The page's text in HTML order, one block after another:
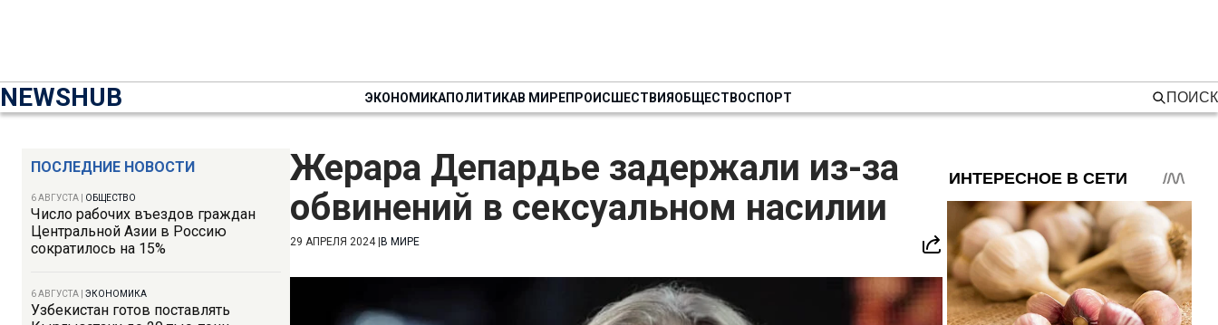
NEWSHUB ЭКОНОМИКАПОЛИТИКАВ МИРЕПРОИСШЕСТВИЯОБЩЕСТВОСПОРТ ПОИСК
ПОСЛЕДНИЕ НОВОСТИ
6 АВГУСТА ОБЩЕСТВО
Число рабочих въездов граждан
Центральной Азии в Россию
сократилось на 15%
6 АВГУСТА ЭКОНОМИКА
Узбекистан готов поставлять
Жерара Депардье задержали из-за
обвинений в сексуальном насилии
29 АПРЕЛЯ 2024| В МИРЕ